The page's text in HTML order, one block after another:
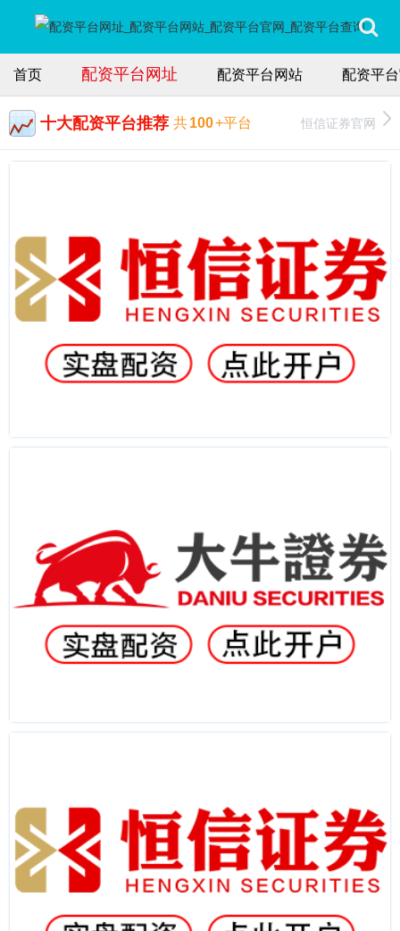
首页 配资平台网址 配资平台网站 配资平
十大配资平台推荐 共100+平台 恒信证券官网